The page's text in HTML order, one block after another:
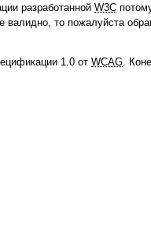
разработаннойW3C
то пожалуйста
1.0 отWCAG.